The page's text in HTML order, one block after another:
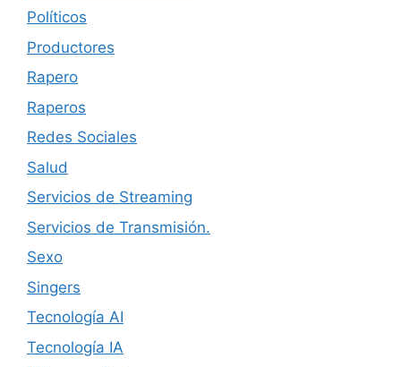
Políticos
Productores
Rapero
Raperos
Redes Sociales
Salud
Servicios de Streaming
Servicios de Transmisión.
Sexo
Singers
Tecnología AI
Tecnología IA